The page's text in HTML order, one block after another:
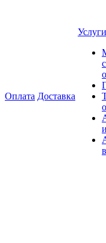
Оплата Доставка
Услуги